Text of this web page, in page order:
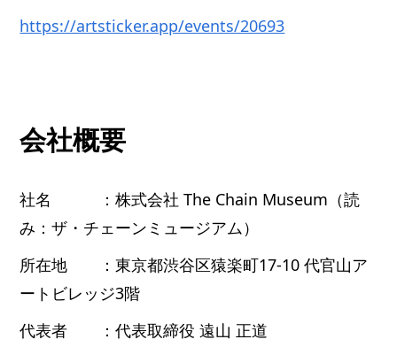
https://artsticker.app/events/20693
会社概要
社名 ：株式会社 The Chain Museum（読
み：ザ・チェーンミュージアム）
所在地 ：東京都渋谷区猿楽町17-10 代官山ア
ートビレッジ3階
代表者 ：代表取締役 遠山 正道